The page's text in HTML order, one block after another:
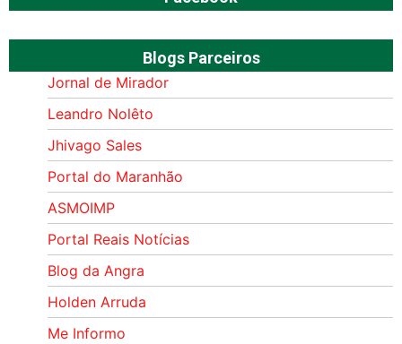
Blogs Parceiros
Jornal de Mirador
Leandro Nolêto
Jhivago Sales
Portal do Maranhão
ASMOIMP
Portal Reais Notí­cias
Blog da Angra
Holden Arruda
Me Informo